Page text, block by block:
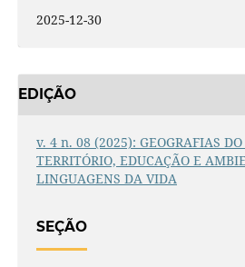
2025-12-30
EDIÇÃO
v. 4 n. 08 (2025): GEOGRAFIAS
TERRITÓRIO, EDUCAÇÃO E
LINGUAGENS DA VIDA
SEÇÃO